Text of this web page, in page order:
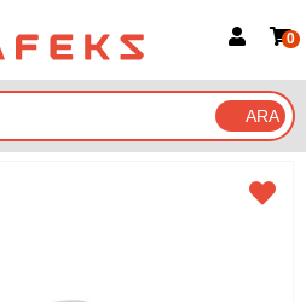
Google İle Bağlan
0